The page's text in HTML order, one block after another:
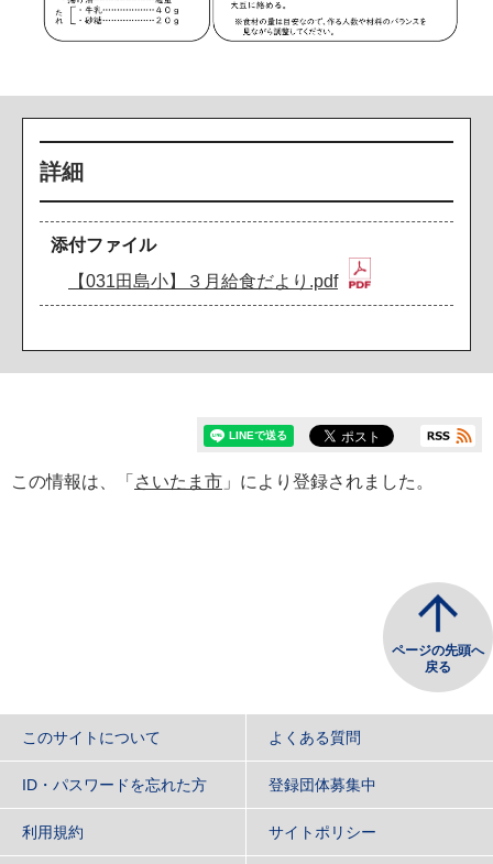
詳細
添付ファイル
【031田島小】３月給食だより.pdf
この情報は、「 さいたま市 」により登録されました。
ページの先頭へ
戻る
このサイトについて よくある質問
ID・パスワードを忘れた方 登録団体募集中
利用規約 サイトポリシー